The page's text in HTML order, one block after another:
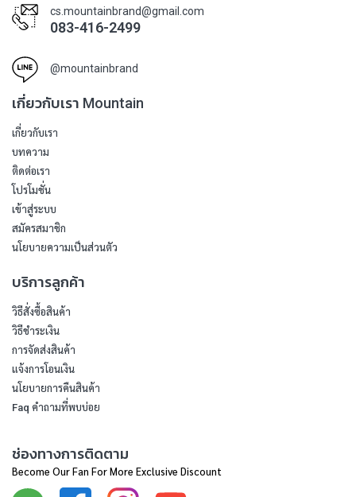
cs.mountainbrand@gmail.com
083-416-2499
@mountainbrand
เกี่ยวกับเรา Mountain
เกี่ยวกับเรา
บทความ
ติดต่อเรา
โปรโมชั่น
เข้าสู่ระบบ
สมัครสมาชิก
นโยบายความเป็นส่วนตัว
บริการลูกค้า
วิธีสั่งซื้อสินค้า
วิธีชำระเงิน
การจัดส่งสินค้า
แจ้งการโอนเงิน
นโยบายการคืนสินค้า
Faq คำถามที่พบบ่อย
ช่องทางการติดตาม
Become Our Fan For More Exclusive Discount